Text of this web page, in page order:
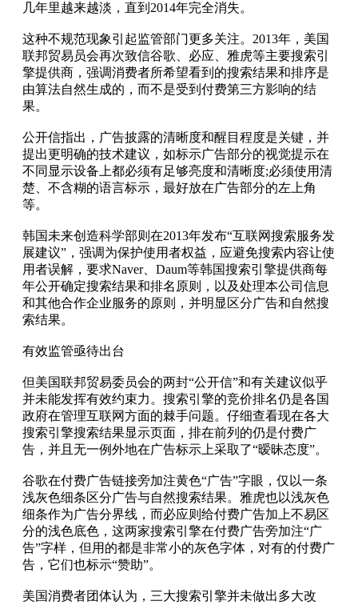
几年里越来越淡，直到2014年完全消失。
这种不规范现象引起监管部门更多关注。2013年，美国
联邦贸易员会再次致信谷歌、必应、雅虎等主要搜索引
擎提供商，强调消费者所希望看到的搜索结果和排序是
由算法自然生成的，而不是受到付费第三方影响的结
果。
公开信指出，广告披露的清晰度和醒目程度是关键，并
提出更明确的技术建议，如标示广告部分的视觉提示在
不同显示设备上都必须有足够亮度和清晰度;必须使用清
楚、不含糊的语言标示，最好放在广告部分的左上角
等。
韩国未来创造科学部则在2013年发布“互联网搜索服务发
展建议”，强调为保护使用者权益，应避免搜索内容让使
用者误解，要求Naver、Daum等韩国搜索引擎提供商每
年公开确定搜索结果和排名原则，以及处理本公司信息
和其他合作企业服务的原则，并明显区分广告和自然搜
索结果。
有效监管亟待出台
但美国联邦贸易委员会的两封“公开信”和有关建议似乎
并未能发挥有效约束力。搜索引擎的竞价排名仍是各国
政府在管理互联网方面的棘手问题。仔细查看现在各大
搜索引擎搜索结果显示页面，排在前列的仍是付费广
告，并且无一例外地在广告标示上采取了“暧昧态度”。
谷歌在付费广告链接旁加注黄色“广告”字眼，仅以一条
浅灰色细条区分广告与自然搜索结果。雅虎也以浅灰色
细条作为广告分界线，而必应则给付费广告加上不易区
分的浅色底色，这两家搜索引擎在付费广告旁加注“广
告”字样，但用的都是非常小的灰色字体，对有的付费广
告，它们也标示“赞助”。
美国消费者团体认为，三大搜索引擎并未做出多大改